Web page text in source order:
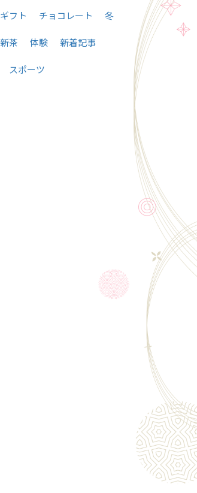
ギフト チョコレート 冬
新茶 体験 新着記事
スポーツ